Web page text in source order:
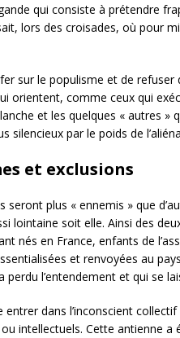
qui consiste à prétendre
lors des croisades, où pour
sur le populisme et de
orientent, comme ceux qui
et les quelques « autres »
par le poids de
et exclusions
plus « ennemis » que
lointaine soit elle. Ainsi des
nés en France, enfants de
et renvoyées au
l’entendement et qui se
dans l’inconscient
intellectuels. Cette antienne a